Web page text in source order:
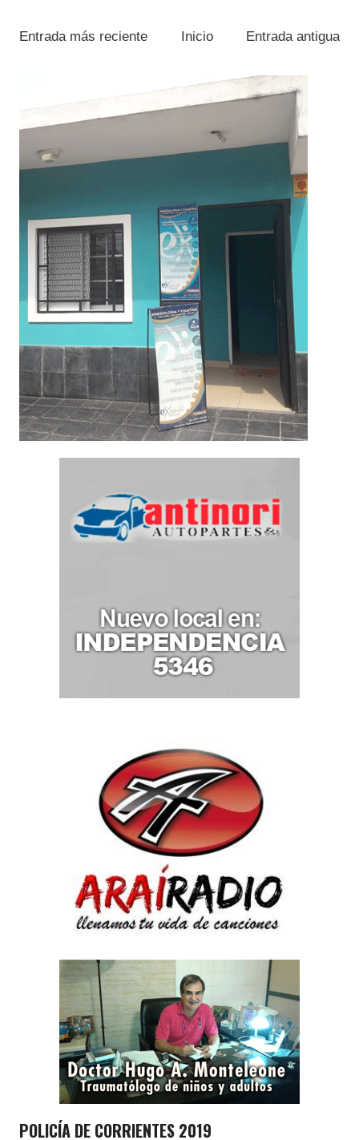
Entrada más reciente Entrada antigua
Inicio
POLICÍA DE CORRIENTES 2019